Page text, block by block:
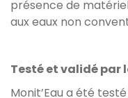
présence de
aux eaux non
Testé et validé par
Monit’Eau a été